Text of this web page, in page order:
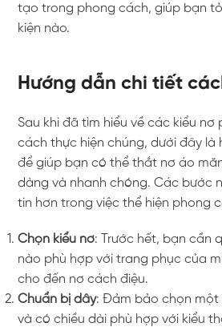
tạo trong phong cách, giúp bạn
kiện nào.
Hướng dẫn chi tiết
Sau khi đã tìm hiểu về các kiểu nơ
cách thực hiện chúng, dưới đây là
để giúp bạn có thể thắt nơ áo
dàng và nhanh chóng. Các bước
tin hơn trong việc thể hiện phong
Chọn kiểu nơ: Trước hết, bạn cần
nào phù hợp với trang phục của
cho đến nơ cách điệu.
Chuẩn bị dây: Đảm bảo chọn một
và có chiều dài phù hợp với kiểu